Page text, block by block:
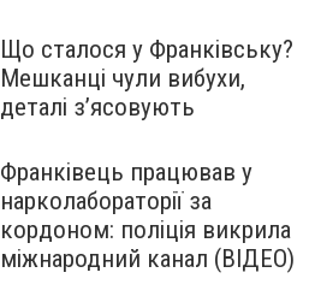
Що сталося у Франківську?
Мешканці чули вибухи,
деталі з’ясовують
Франківець працював у
нарколабораторії за
кордоном: поліція викрила
міжнародний канал (ВІДЕО)